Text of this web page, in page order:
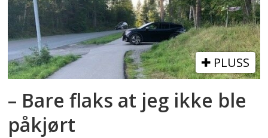
PLUSS
– Bare flaks at jeg ikke ble
påkjørt